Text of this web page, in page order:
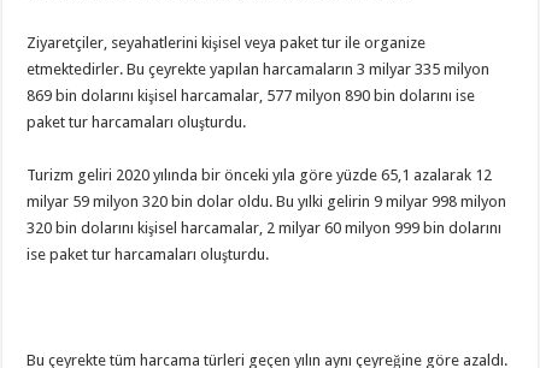
Ziyaretçiler, seyahatlerini kişisel veya paket tur ile organize
etmektedirler. Bu çeyrekte yapılan harcamaların 3 milyar 335 milyon
869 bin dolarını kişisel harcamalar, 577 milyon 890 bin dolarını ise
paket tur harcamaları oluşturdu.
Turizm geliri 2020 yılında bir önceki yıla göre yüzde 65,1 azalarak 12
milyar 59 milyon 320 bin dolar oldu. Bu yılki gelirin 9 milyar 998 milyon
320 bin dolarını kişisel harcamalar, 2 milyar 60 milyon 999 bin dolarını
ise paket tur harcamaları oluşturdu.
Bu çeyrekte tüm harcama türleri geçen yılın aynı çeyreğine göre azaldı.